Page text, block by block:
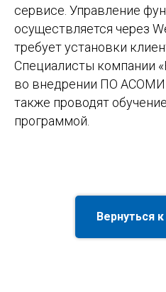
сервисе. Управление
осуществляется через
требует установки
Специалисты компании
во внедрении ПО АСОМИ
также проводят
программой.
Вернуться